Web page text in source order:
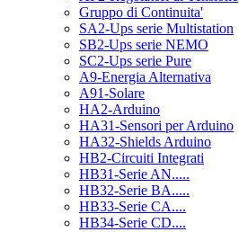
Gruppo di Continuita'
SA2-Ups serie Multistation
SB2-Ups serie NEMO
SC2-Ups serie Pure
A9-Energia Alternativa
A91-Solare
HA2-Arduino
HA31-Sensori per Arduino
HA32-Shields Arduino
HB2-Circuiti Integrati
HB31-Serie AN.....
HB32-Serie BA.....
HB33-Serie CA....
HB34-Serie CD....